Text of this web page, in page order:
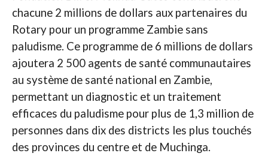
chacune 2 millions de dollars aux partenaires du
Rotary pour un programme Zambie sans
paludisme. Ce programme de 6 millions de dollars
ajoutera 2 500 agents de santé communautaires
au système de santé national en Zambie,
permettant un diagnostic et un traitement
efficaces du paludisme pour plus de 1,3 million de
personnes dans dix des districts les plus touchés
des provinces du centre et de Muchinga.